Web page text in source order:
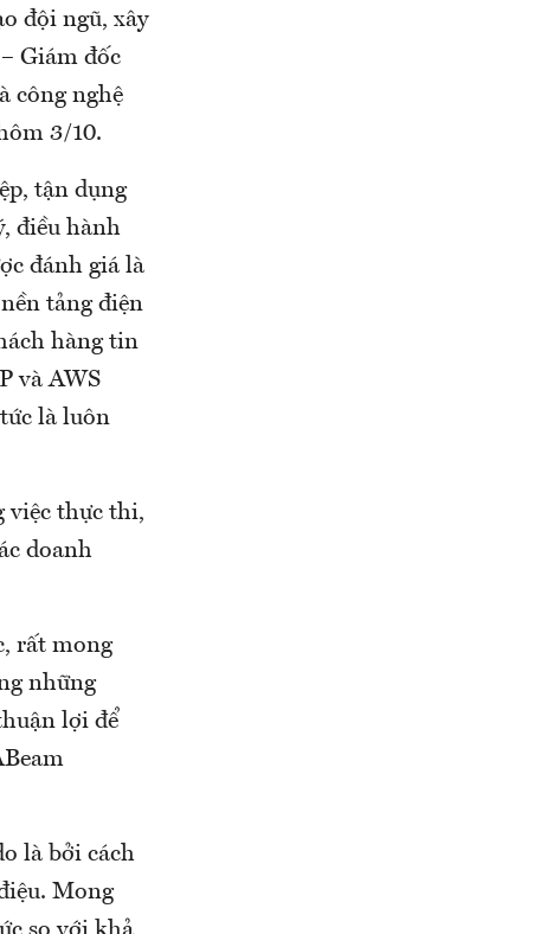
đội ngũ, xây
Giám đốc
công nghệ
3/10.
tận dụng
điều hành
đánh giá là
tảng điện
hàng tin
và AWS
là luôn
việc thực thi,
doanh
rất mong
những
lợi để
là bởi cách
Mong